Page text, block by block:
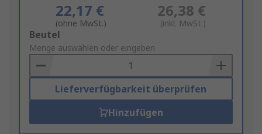
22,17 €
(ohne MwSt.)
26,38 €
(inkl. MwSt.)
Add
to
Basket
Beutel
Menge auswählen oder eingeben
Lieferverfügbarkeit überprüfen
Hinzufügen